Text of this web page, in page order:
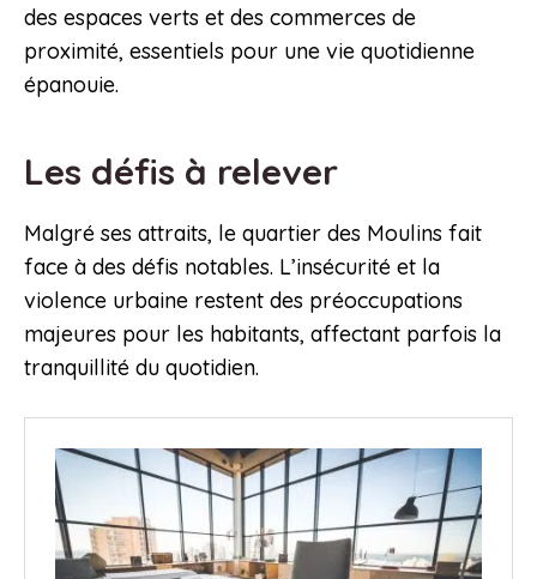
des espaces verts et des commerces de
proximité, essentiels pour une vie quotidienne
épanouie.
Les défis à relever
Malgré ses attraits, le quartier des Moulins fait
face à des défis notables. L’insécurité et la
violence urbaine restent des préoccupations
majeures pour les habitants, affectant parfois la
tranquillité du quotidien.